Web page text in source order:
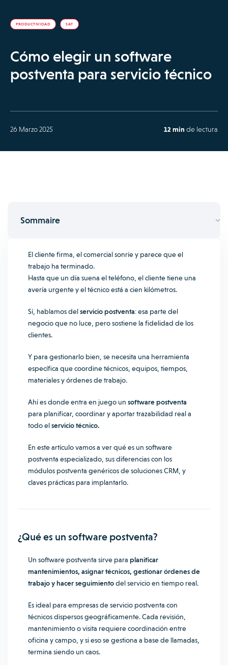
PRODUCTIVIDAD SAT
Cómo elegir un software
postventa para servicio técnico
26 Marzo 2025 12 min de lectura
Sommaire
El cliente firma, el comercial sonríe y parece que el
trabajo ha terminado.
Hasta que un día suena el teléfono, el cliente tiene una
avería urgente y el técnico está a cien kilómetros.
Sí, hablamos delservicio postventa: esa parte del
negocio que no luce, pero sostiene la fidelidad de los
clientes.
Y para gestionarlo bien, se necesita una herramienta
específica que coordine técnicos, equipos, tiempos,
materiales y órdenes de trabajo.
Ahí es donde entra en juego un software postventa
para planificar, coordinar y aportar trazabilidad real a
todo elservicio técnico.
En este artículo vamos a ver qué es un software
postventa especializado, sus diferencias con los
módulos postventa genéricos de soluciones CRM, y
claves prácticas para implantarlo.
¿Qué es un software postventa?
Un software postventa sirve para planificar
mantenimientos, asignar técnicos, gestionar órdenes de
trabajo y hacer seguimientodel servicio en tiempo real.
Es ideal para empresas de servicio postventa con
técnicos dispersos geográficamente. Cada revisión,
mantenimiento o visita requiere coordinación entre
oficina y campo, y si eso se gestiona a base de llamadas,
termina siendo un caos.